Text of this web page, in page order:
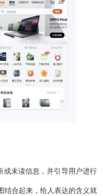
或未读信息，并引导用户进行
结合起来，给人表达的含义就